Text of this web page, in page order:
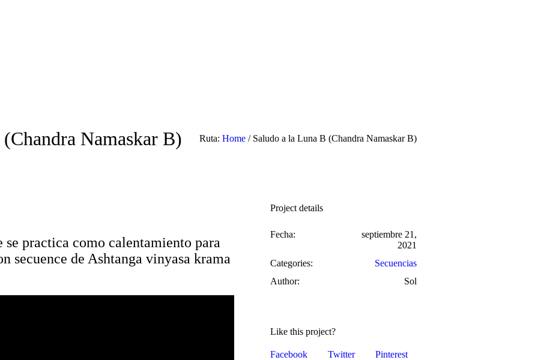
Namaskar B) Ruta: Home / Saludo a la Luna B (Chandra Namaskar B)
se practica como calentamiento para
secuence de Ashtanga vinyasa krama
Project details
Fecha:
septiembre 21,
2021
Categories:
Secuencias
Author:
Sol
Like this project?
Facebook Twitter Pinterest